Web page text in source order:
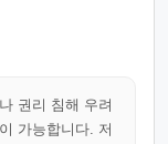
권리 침해 우려
가능합니다. 저